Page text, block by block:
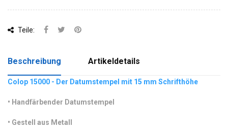
Teile:
Beschreibung Artikeldetails
Colop 15000 - Der Datumstempel mit 15 mm Schrifthöhe
• Handfärbender Datumstempel
• Gestell aus Metall